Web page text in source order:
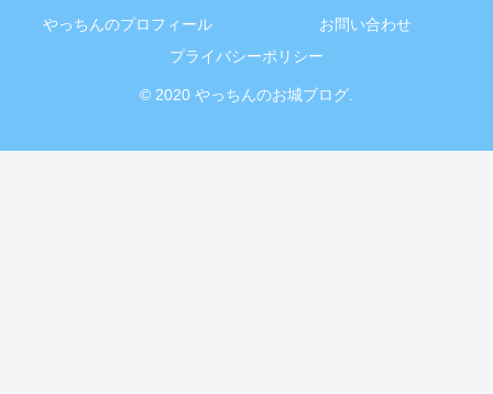
やっちんのプロフィール
お問い合わせ
プライバシーポリシー
© 2020 やっちんのお城ブログ.